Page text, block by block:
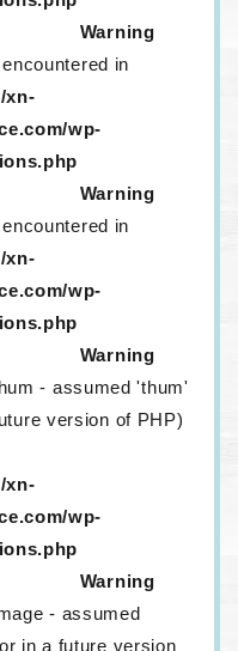
Warning
in
xn-
wp-
Warning
in
xn-
wp-
Warning
- assumed 'thum'
version of PHP)
xn-
wp-
Warning
- assumed
in a future version